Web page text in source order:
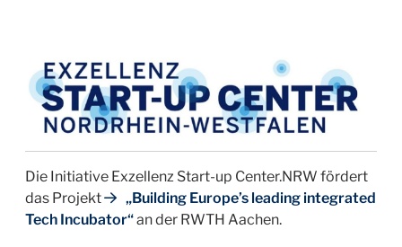
Die Initiative Exzellenz Start-up Center.NRW fördert
das Projekt
„Building Europe’s leading integrated
Tech Incubator“an der RWTH Aachen.